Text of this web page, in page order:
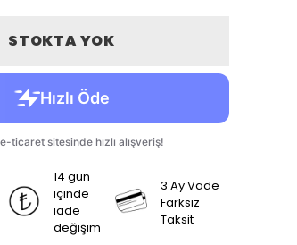
STOKTA YOK
14 gün
içinde
iade
değişim
3 Ay Vade
Farksız
Taksit